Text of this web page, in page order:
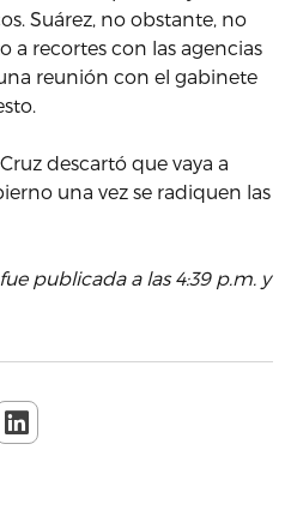
Suárez, no obstante, no
a recortes con las agencias
reunión con el gabinete
descartó que vaya a
una vez se radiquen las
publicada a las 4:39 p.m. y